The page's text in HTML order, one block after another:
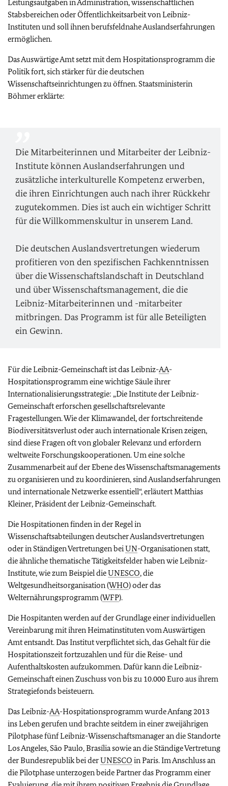
Leitungsaufgaben in Administration, wissenschaftlichen
Stabsbereichen oder Öffentlichkeitsarbeit von Leibniz-
Instituten und soll ihnen berufsfeldnahe Auslandserfahrungen
ermöglichen.
Das Auswärtige Amt setzt mit dem Hospitationsprogramm die
Politik fort, sich stärker für die deutschen
Wissenschaftseinrichtungen zu öffnen. Staatsministerin
Böhmer erklärte:
Die Mitarbeiterinnen und Mitarbeiter der Leibniz-
Institute können Auslandserfahrungen und
zusätzliche interkulturelle Kompetenz erwerben,
die ihren Einrichtungen auch nach ihrer Rückkehr
zugutekommen. Dies ist auch ein wichtiger Schritt
für die Willkommenskultur in unserem Land.
Die deutschen Auslandsvertretungen wiederum
profitieren von den spezifischen Fachkenntnissen
über die Wissenschaftslandschaft in Deutschland
und über Wissenschaftsmanagement, die die
Leibniz-Mitarbeiterinnen und -mitarbeiter
mitbringen. Das Programm ist für alle Beteiligten
ein Gewinn.
Für die Leibniz-Gemeinschaft ist das Leibniz-AA-
Hospitationsprogramm eine wichtige Säule ihrer
Internationalisierungsstrategie: „Die Institute der Leibniz-
Gemeinschaft erforschen gesellschaftsrelevante
Fragestellungen. Wie der Klimawandel, der fortschreitende
Biodiversitätsverlust oder auch internationale Krisen zeigen,
sind diese Fragen oft von globaler Relevanz und erfordern
weltweite Forschungskooperationen. Um eine solche
Zusammenarbeit auf der Ebene des Wissenschaftsmanagements
zu organisieren und zu koordinieren, sind Auslandserfahrungen
und internationale Netzwerke essentiell“, erläutert Matthias
Kleiner, Präsident der Leibniz-Gemeinschaft.
Die Hospitationen finden in der Regel in
Wissenschaftsabteilungen deutscher Auslandsvertretungen
oder in Ständigen Vertretungen beiUN-Organisationen statt,
die ähnliche thematische Tätigkeitsfelder haben wie Leibniz-
Institute, wie zum Beispiel dieUNESCO, die
Weltgesundheitsorganisation (WHO) oder das
Welternährungsprogramm (WFP).
Die Hospitanten werden auf der Grundlage einer individuellen
Vereinbarung mit ihren Heimatinstituten vom Auswärtigen
Amt entsandt. Das Institut verpflichtet sich, das Gehalt für die
Hospitationszeit fortzuzahlen und für die Reise- und
Aufenthaltskosten aufzukommen. Dafür kann die Leibniz-
Gemeinschaft einen Zuschuss von bis zu 10.000 Euro aus ihrem
Strategiefonds beisteuern.
Das Leibniz-AA-Hospitationsprogramm wurde Anfang 2013
ins Leben gerufen und brachte seitdem in einer zweijährigen
Pilotphase fünf Leibniz-Wissenschaftsmanager an die Standorte
Los Angeles, São Paulo, Brasília sowie an die Ständige Vertretung
der Bundesrepublik bei derUNESCO in Paris. Im Anschluss an
die Pilotphase unterzogen beide Partner das Programm einer